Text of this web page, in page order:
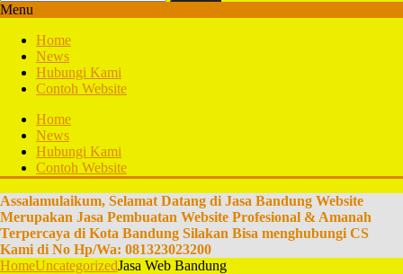
Menu
Home
News
Hubungi Kami
Contoh Website
Home
News
Hubungi Kami
Contoh Website
Assalamulaikum, Selamat Datang di Jasa Bandung Website
Merupakan Jasa Pembuatan Website Profesional & Amanah
Terpercaya di Kota Bandung Silakan Bisa menghubungi CS
Kami di No Hp/Wa: 081323023200
HomeUncategorizedJasa Web Bandung